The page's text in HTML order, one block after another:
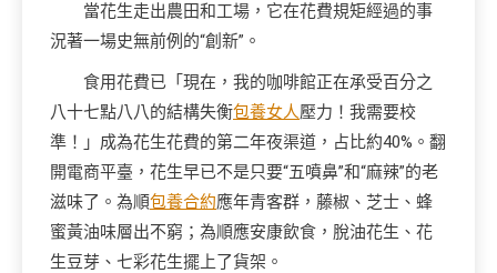
當花生走出農田和工場，它在花費規矩經過的事
況著一場史無前例的“創新”。
食用花費已「現在，我的咖啡館正在承受百分之
八十七點八八的結構失衡包養女人壓力！我需要校
準！」成為花生花費的第二年夜渠道，占比約40%。翻
開電商平臺，花生早已不是只要“五噴鼻”和“麻辣”的老
滋味了。為順包養合約應年青客群，藤椒、芝士、蜂
蜜黃油味層出不窮；為順應安康飲食，脫油花生、花
生豆芽、七彩花生擺上了貨架。